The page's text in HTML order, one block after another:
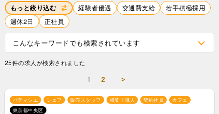
もっと絞り込む 経験者優遇 交通費支給
若手積極採用
週休2日
正社員
こんなキーワードでも検索されています
25件の求人が検索されました
1 2 ＞
パティシエ シェフ 販売スタッフ 和菓子職人 契約社員
カフェ
東京都中央区